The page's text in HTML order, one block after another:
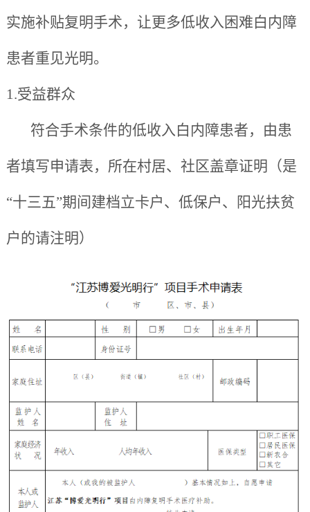
实施补贴复明手术，让更多低收入困难白内障
患者重见光明。
1.受益群众
符合手术条件的低收入白内障患者，由患
者填写申请表，所在村居、社区盖章证明（是
“十三五”期间建档立卡户、低保户、阳光扶贫
户的请注明）